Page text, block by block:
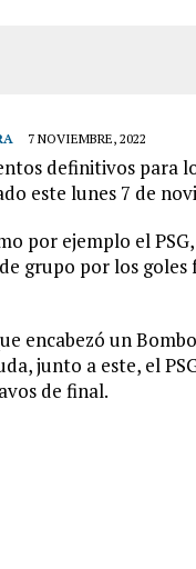
7 NOVIEMBRE, 2022
definitivos para
este lunes 7 de
por ejemplo el
grupo por los
encabezó un
junto a este, el
de final.